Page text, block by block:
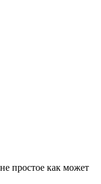
простое как может